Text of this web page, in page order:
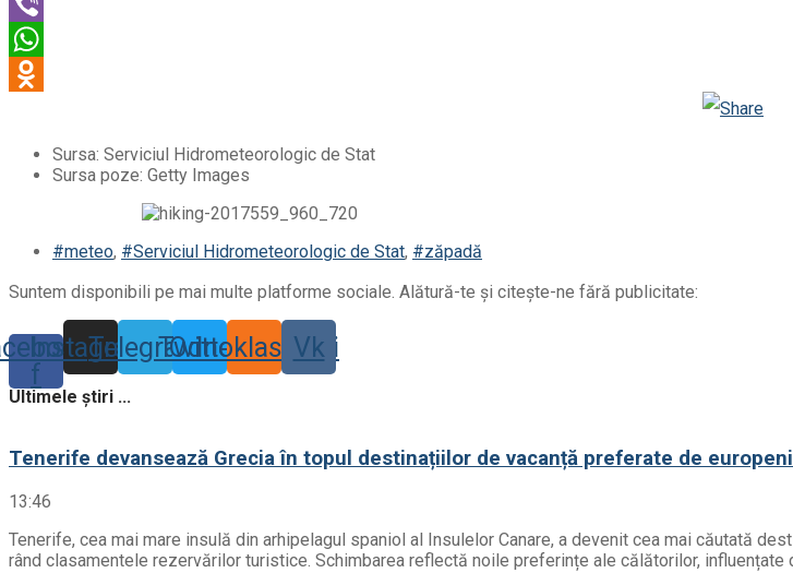
Sursa: Serviciul Hidrometeorologic de Stat
Sursa poze: Getty Images
#meteo, #Serviciul Hidrometeorologic de Stat, #zăpadă
Suntem disponibili pe mai multe platforme sociale. Alătură-te și citește-ne fără publicitate:
f
Instagram
TelegramTwitter
Odnoklassniki
Vk
Ultimele știri ...
Tenerife devansează Grecia în topul destinațiilor de vacanță preferate de
13:46
Tenerife, cea mai mare insulă din arhipelagul spaniol al Insulelor Canare, a devenit cea mai căutată
rând clasamentele rezervărilor turistice. Schimbarea reflectă noile preferințe ale călătorilor,